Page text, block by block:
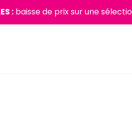
:baisse de prix sur une